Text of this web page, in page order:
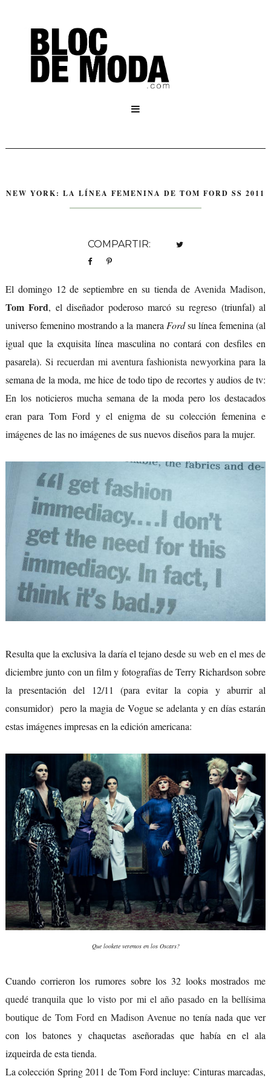

NEW YORK: LA LÍNEA FEMENINA DE TOM FORD SS 2011
COMPARTIR:
El domingo 12 de septiembre en su tienda deAvenida Madison,
Tom Ford, el diseñador poderoso marcó su regreso (triunfal) al
universo femenino mostrando a la maneraFordsu línea femenina (al
igual que la exquisita línea masculina no contará con desfiles en
pasarela). Si recuerdan mi aventura fashionista newyorkina para la
semana de la moda, me hice de todo tipo de recortes y audios de tv:
En los noticieros mucha semana de la moda pero los destacados
eran para Tom Ford y el enigma de su colección femenina e
imágenes de las no imágenes de sus nuevos diseños para la mujer.
Resulta que la exclusiva la daría el tejano desdesu web en el mes de
diciembre junto con un film y fotografías de Terry Richardson sobre
la presentación del 12/11 (para evitar la copia y aburrir al
consumidor) pero la magia de Vogue se adelanta y en días estarán
estas imágenes impresas en la edición americana:
Que lookete veremos en los Oscars?
Cuando corrieron los rumores sobre los 32 looks mostradosme
quedé tranquila que lo visto por mi el año pasado en la bellísima
boutique de Tom Ford en Madison Avenue no tenía nada que ver
con los batones y chaquetas aseñoradas que había en el ala
izqueirda de esta tienda.
La colección Spring 2011 de Tom Ford incluye: Cinturas marcadas,